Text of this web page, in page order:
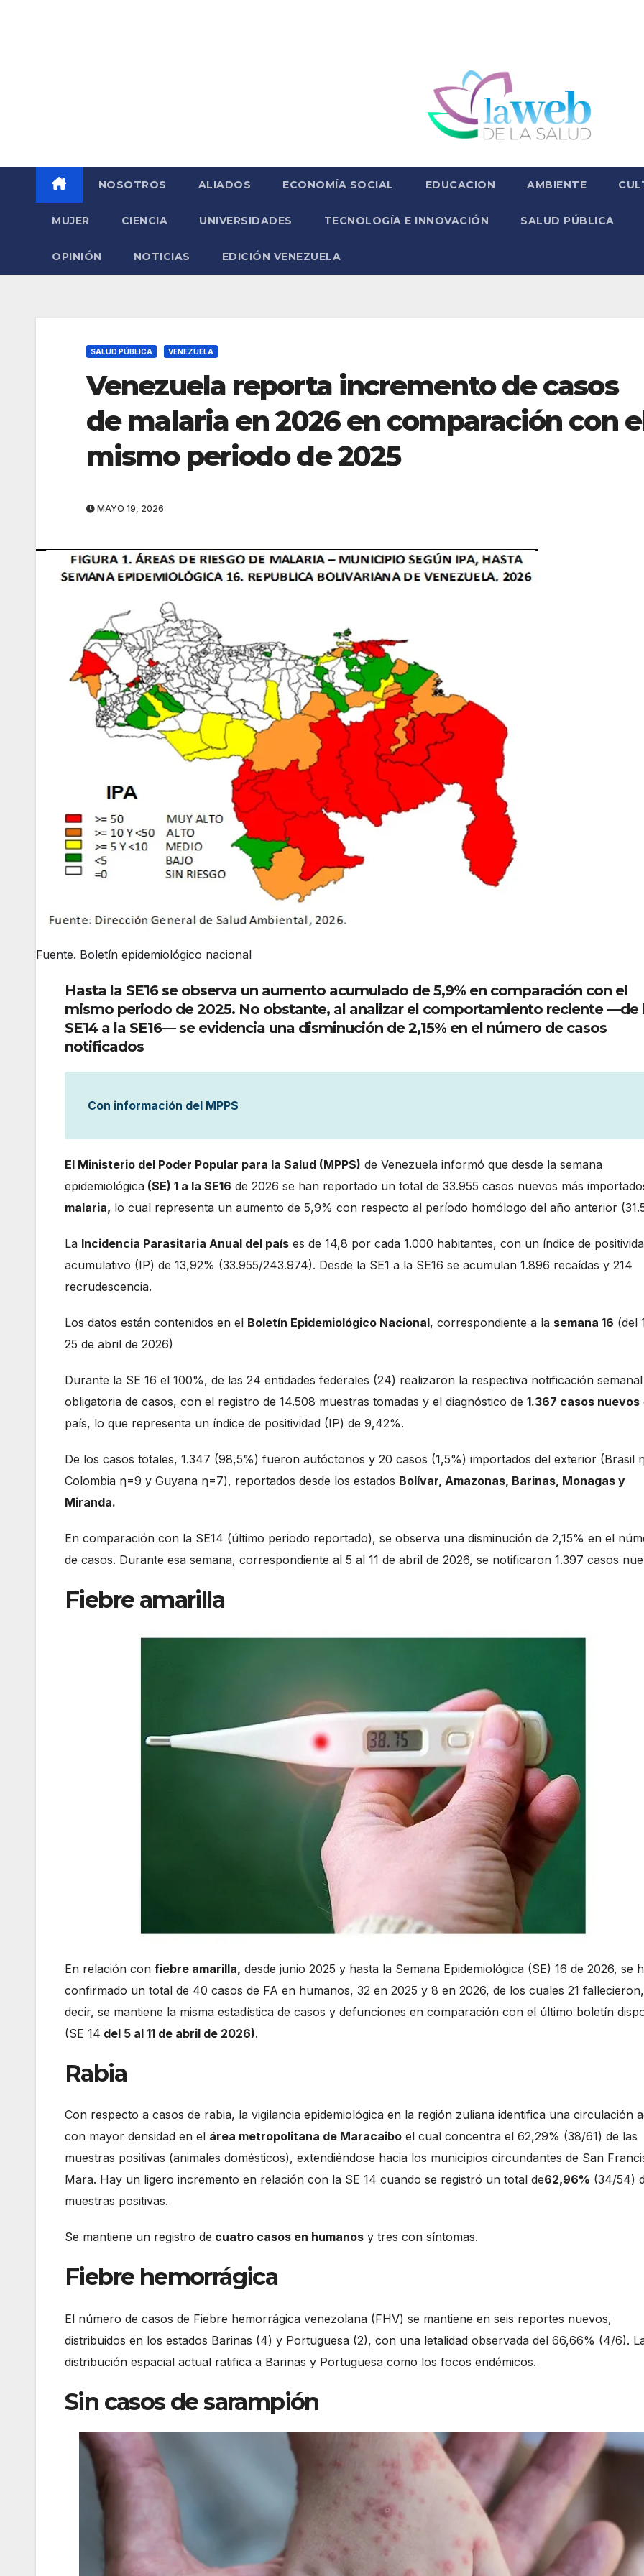
NOSOTROS ALIADOS ECONOMÍA SOCIAL EDUCACION AMBIENTE
MUJER CIENCIA UNIVERSIDADES TECNOLOGÍA E INNOVACIÓN SALUD PÚBLICA
OPINIÓN NOTICIAS EDICIÓN VENEZUELA
SALUD PÚBLICA VENEZUELA
Venezuela reporta incremento de casos
de malaria en 2026 en comparación con
mismo periodo de 2025
MAYO 19, 2026
Fuente. Boletín epidemiológico nacional
Hasta la SE16 se observa un aumento acumulado de 5,9% en comparación con el
mismo periodo de 2025. No obstante, al analizar el comportamiento reciente —de
SE14 a la SE16— se evidencia una disminución de 2,15% en el número de casos
notificados
Con información del MPPS
El Ministerio del Poder Popular para la Salud (MPPS) de Venezuela informó que desde la semana
epidemiológica (SE) 1 a la SE16 de 2026 se han reportado un total de 33.955 casos nuevos más
malaria, lo cual representa un aumento de 5,9% con respecto al período homólogo del año anterior
La Incidencia Parasitaria Anual del país es de 14,8 por cada 1.000 habitantes, con un índice de
acumulativo (IP) de 13,92% (33.955/243.974). Desde la SE1 a la SE16 se acumulan 1.896 recaídas y 214
recrudescencia.
Los datos están contenidos en el Boletín Epidemiológico Nacional, correspondiente a la semana 16 (del
25 de abril de 2026)
Durante la SE 16 el 100%, de las 24 entidades federales (24) realizaron la respectiva notificación semanal
obligatoria de casos, con el registro de 14.508 muestras tomadas y el diagnóstico de 1.367 casos nuevos
país, lo que representa un índice de positividad (IP) de 9,42%.
De los casos totales, 1.347 (98,5%) fueron autóctonos y 20 casos (1,5%) importados del exterior (Brasil
Colombia η=9 y Guyana η=7), reportados desde los estados Bolívar, Amazonas, Barinas, Monagas y
Miranda.
En comparación con la SE14 (último periodo reportado), se observa una disminución de 2,15% en el
de casos. Durante esa semana, correspondiente al 5 al 11 de abril de 2026, se notificaron 1.397 casos
Fiebre amarilla
En relación con fiebre amarilla, desde junio 2025 y hasta la Semana Epidemiológica (SE) 16 de 2026, se
confirmado un total de 40 casos de FA en humanos, 32 en 2025 y 8 en 2026, de los cuales 21
decir, se mantiene la misma estadística de casos y defunciones en comparación con el último boletín
(SE 14 del 5 al 11 de abril de 2026).
Rabia
Con respecto a casos de rabia, la vigilancia epidemiológica en la región zuliana identifica una circulación
con mayor densidad en el área metropolitana de Maracaibo el cual concentra el 62,29% (38/61) de las
muestras positivas (animales domésticos), extendiéndose hacia los municipios circundantes de San
Mara. Hay un ligero incremento en relación con la SE 14 cuando se registró un total de62,96% (34/54)
muestras positivas.
Se mantiene un registro de cuatro casos en humanos y tres con síntomas.
Fiebre hemorrágica
El número de casos de Fiebre hemorrágica venezolana (FHV) se mantiene en seis reportes nuevos,
distribuidos en los estados Barinas (4) y Portuguesa (2), con una letalidad observada del 66,66% (4/6).
distribución espacial actual ratifica a Barinas y Portuguesa como los focos endémicos.
Sin casos de sarampión